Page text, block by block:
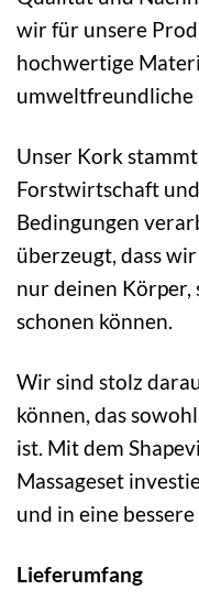
wir für unsere
hochwertige
umweltfreundliche
Unser Kork
Forstwirtschaft
Bedingungen
überzeugt, dass
nur deinen
schonen können.
Wir sind stolz
können, das
ist. Mit dem
Massageset
und in eine
Lieferumfang